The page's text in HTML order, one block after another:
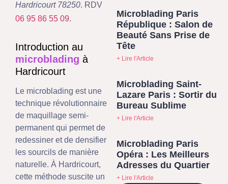
Hardricourt 78250. RDV
06 95 86 55 09.
Introduction au
microblading à
Hardricourt
Le microblading est une
technique révolutionnaire
de maquillage semi-
permanent qui permet de
redessiner et de densifier
les sourcils de manière
naturelle. À Hardricourt,
cette méthode suscite un
Microblading Paris
République : Salon de
Beauté Sans Prise de
Tête
+ Lire l'Article
Microblading Saint-
Lazare Paris : Sortir du
Bureau Sublime
+ Lire l'Article
Microblading Paris
Opéra : Les Meilleurs
Adresses du Quartier
+ Lire l'Article